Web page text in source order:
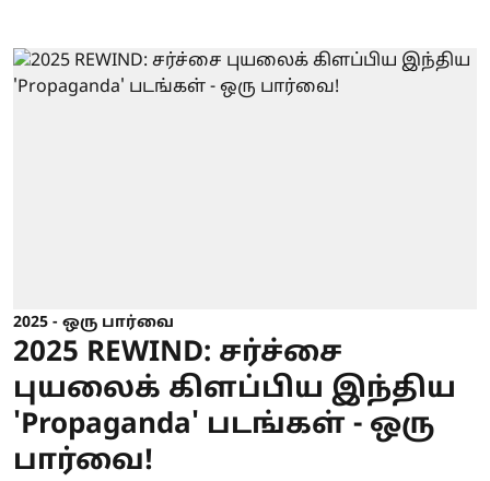
2025 - ஒரு பார்வை
2025 REWIND: சர்ச்சை
புயலைக் கிளப்பிய இந்திய
'Propaganda' படங்கள் - ஒரு
பார்வை!